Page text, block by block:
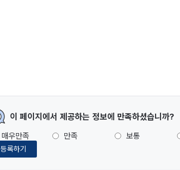
이 페이지에서 제공하는 정보에 만족하셨습니까?
매우만족 만족 보통
등록하기